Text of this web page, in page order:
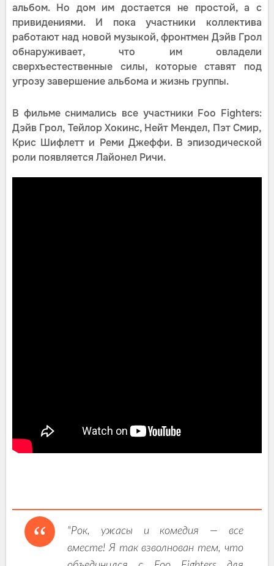
альбом. Но дом им достается не простой, а с
привидениями. И пока участники коллектива
работают над новой музыкой, фронтмен Дэйв Грол
обнаруживает, что им овладели
сверхъестественные силы, которые ставят под
угрозу завершение альбома и жизнь группы.
В фильме снимались все участники Foo Fighters:
Дэйв Грол, Тейлор Хокинс, Нейт Мендел, Пэт Смир,
Крис Шифлетт и Реми Джеффи. В эпизодической
роли появляется Лайонел Ричи.
"Рок, ужасы и комедия — все
вместе! Я так взволнован тем, что